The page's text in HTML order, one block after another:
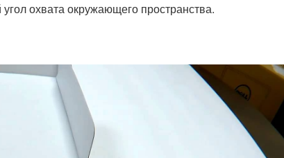
охвата окружающего пространства.